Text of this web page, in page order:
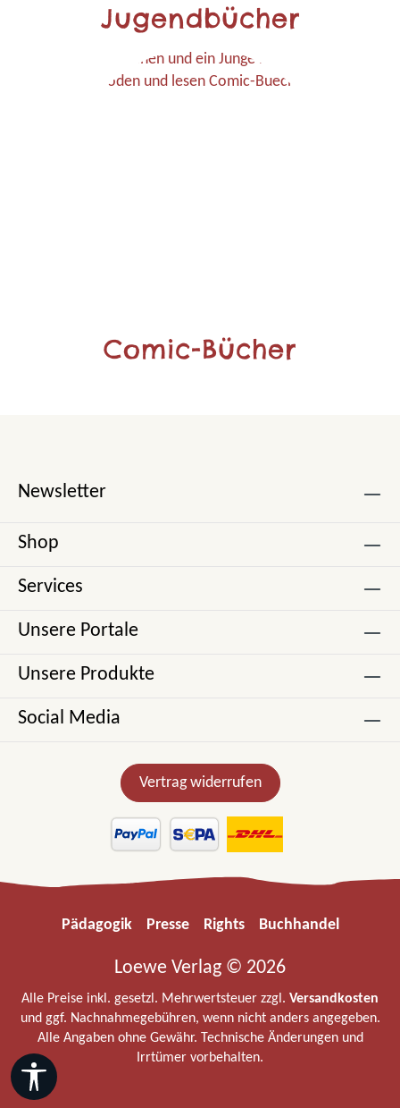
Jugendbücher
Comic-Bücher
Newsletter
Shop
Services
Unsere Portale
Unsere Produkte
Social Media
Vertrag widerrufen
Pädagogik Presse Rights Buchhandel
Loewe Verlag © 2026
Alle Preise inkl. gesetzl. Mehrwertsteuer zzgl. Versandkosten
und ggf. Nachnahmegebühren, wenn nicht anders angegeben.
Alle Angaben ohne Gewähr. Technische Änderungen und
Irrtümer vorbehalten.
Werkzeugleiste anzeigen